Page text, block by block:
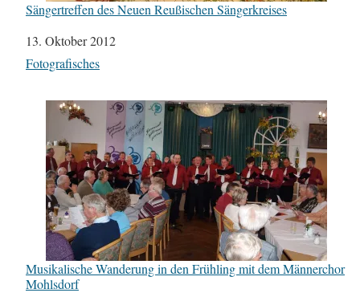
Sängertreffen des Neuen Reußischen Sängerkreises
Datum
13. Oktober 2012
In Bezug auf
Fotografisches
Musikalische Wanderung in den Frühling mit dem Männerchor
Mohlsdorf